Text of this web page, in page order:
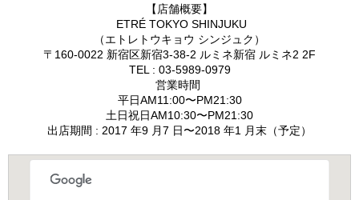
【店舗概要】
ETRÉ TOKYO SHINJUKU
（エトレトウキョウ シンジュク）
〒160-0022 新宿区新宿3-38-2 ルミネ新宿 ルミネ2 2F
TEL : 03-5989-0979
営業時間
平⽇AM11:00〜PM21:30
⼟⽇祝⽇AM10:30〜PM21:30
出店期間 : 2017 年9 ⽉7 ⽇〜2018 年1 ⽉末（予定）